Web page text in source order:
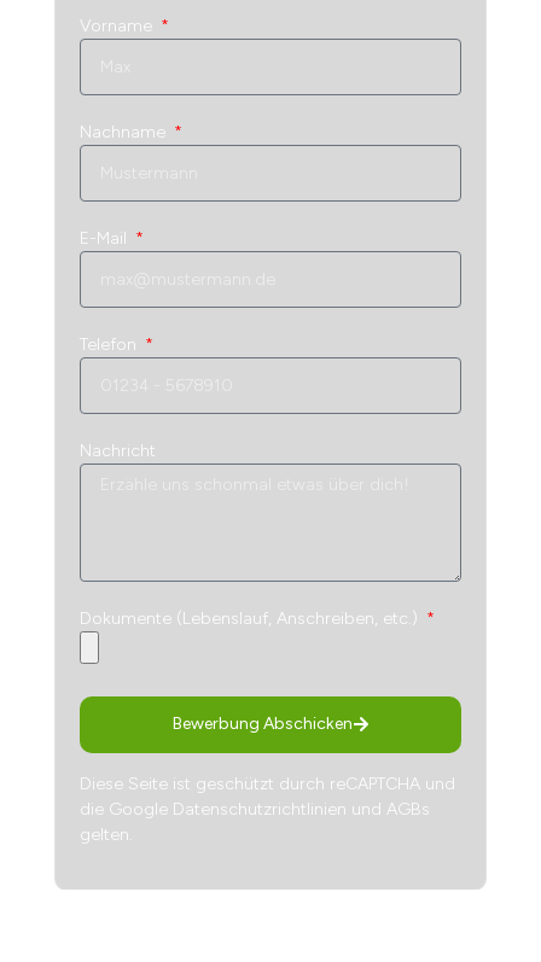
Vorname
Nachname
E-Mail
Telefon
Nachricht
Dokumente (Lebenslauf, Anschreiben, etc.)
Bewerbung Abschicken
Diese Seite ist geschützt durch reCAPTCHA und
die Google Datenschutzrichtlinien und AGBs
gelten.